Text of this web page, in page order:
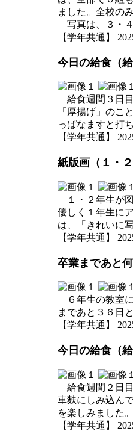
ました。全校の
写真は、３・
【学年共通】
今日の給食（給
給食週間３日目
「厚揚げ」のこ
っぱなますと打
【学年共通】
紙版画（１・２
１・２年生が
優しく１年生に
は、「きれいに
【学年共通】
卒業まであと
６年生の教室
まであと３６日
【学年共通】
今日の給食（給
給食週間２日目
車麩にしみ込ん
を楽しみました。
【学年共通】